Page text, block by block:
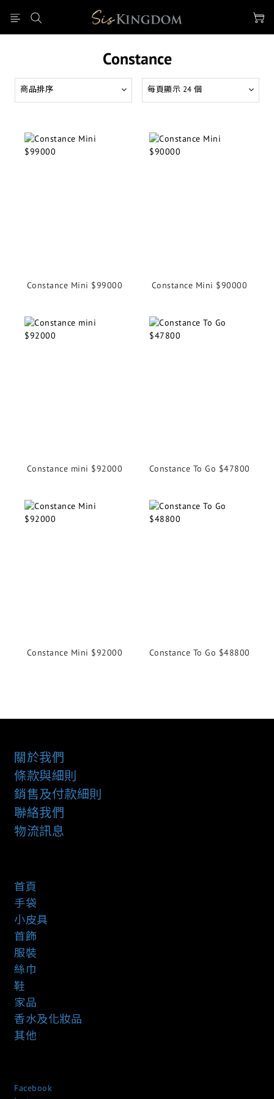
Constance
商品排序 每頁顯示 24 個
Constance Mini $99000 Constance Mini $90000
Constance mini $92000 Constance To Go $47800
Constance Mini $92000 Constance To Go $48800
關於我們
條款與細則
銷售及付款細則
聯絡我們
物流訊息
首頁
手袋
小皮具
首飾
服裝
絲巾
鞋
家品
香水及化妝品
其他
Facebook